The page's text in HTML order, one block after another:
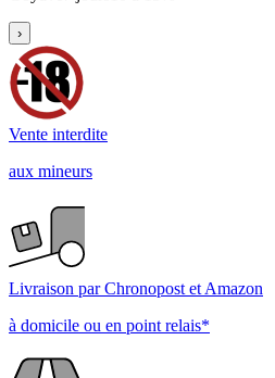
›
Vente interdite
aux mineurs
Livraison par Chronopost et Amazon
à domicile ou en point relais*